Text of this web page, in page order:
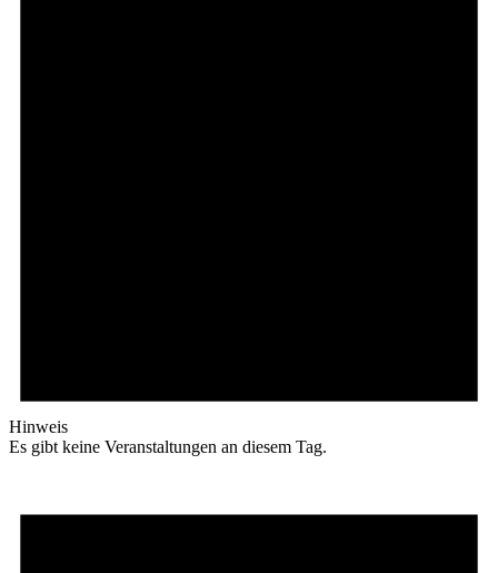
Hinweis
Es gibt keine Veranstaltungen an diesem Tag.